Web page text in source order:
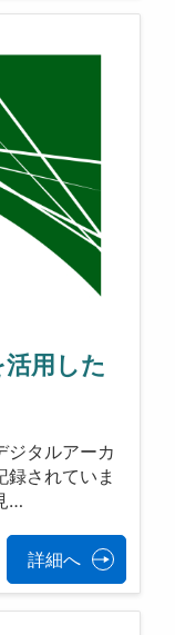
用した
ジタルアーカ
されていま
…
詳細へ